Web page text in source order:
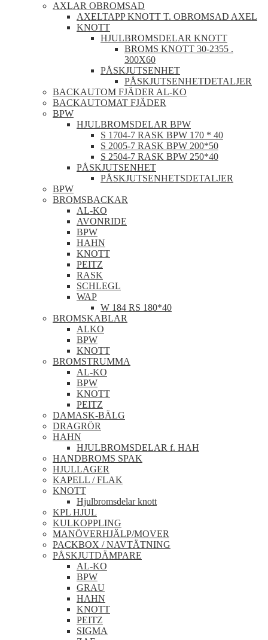
AXLAR OBROMSAD
AXELTAPP KNOTT T. OBROMSAD AXEL
KNOTT
HJULBROMSDELAR KNOTT
BROMS KNOTT 30-2355 .
300X60
PÅSKJUTSENHET
PÅSKJUTSENHETDETALJER
BACKAUTOM FJÄDER AL-KO
BACKAUTOMAT FJÄDER
BPW
HJULBROMSDELAR BPW
S 1704-7 RASK BPW 170 * 40
S 2005-7 RASK BPW 200*50
S 2504-7 RASK BPW 250*40
PÅSKJUTSENHET
PÅSKJUTSENHETSDETALJER
BPW
BROMSBACKAR
AL-KO
AVONRIDE
BPW
HAHN
KNOTT
PEITZ
RASK
SCHLEGL
WAP
W 184 RS 180*40
BROMSKABLAR
ALKO
BPW
KNOTT
BROMSTRUMMA
AL-KO
BPW
KNOTT
PEITZ
DAMASK-BÄLG
DRAGRÖR
HAHN
HJULBROMSDELAR f. HAH
HANDBROMS SPAK
HJULLAGER
KAPELL / FLAK
KNOTT
Hjulbromsdelar knott
KPL HJUL
KULKOPPLING
MANÖVERHJÄLP/MOVER
PACKBOX / NAVTÄTNING
PÅSKJUTDÄMPARE
AL-KO
BPW
GRAU
HAHN
KNOTT
PEITZ
SIGMA